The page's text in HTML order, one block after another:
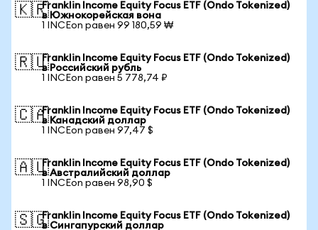
🇰🇷Franklin Income Equity Focus ETF (Ondo Tokenized)
в Южнокорейская вона
1 INCEon равен 99 180,59 ₩
🇷🇺Franklin Income Equity Focus ETF (Ondo Tokenized)
в Российский рубль
1 INCEon равен 5 778,74 ₽
🇨🇦Franklin Income Equity Focus ETF (Ondo Tokenized)
в Канадский доллар
1 INCEon равен 97,47 $
🇦🇺Franklin Income Equity Focus ETF (Ondo Tokenized)
в Австралийский доллар
1 INCEon равен 98,90 $
🇸🇬Franklin Income Equity Focus ETF (Ondo Tokenized)
в Сингапурский доллар